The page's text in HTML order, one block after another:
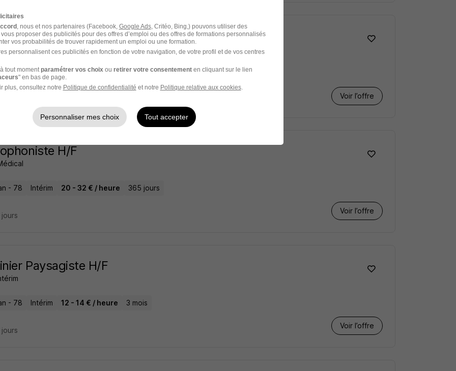
Assurances - H/F
Recrutement Super recruteur
- 78 CDI
Voir l’offre
H/F
- 78 Intérim 20 - 32 € / heure 365 jours
Voir l’offre
Paysagiste H/F
- 78 Intérim 12 - 14 € / heure 3 mois
Voir l’offre
, nous et nos partenaires (Facebook, Google Ads, Critéo, Bing,) pouvons utiliser des
proposer des publicités pour des offres d’emploi ou des offres de formations personnalisés
vos probabilités de trouver rapidement un emploi ou une formation.
personnalisent ces publicités en fonction de votre navigation, de votre profil et de vos centres
tout moment paramétrer vos choix ou retirer votre consentementen cliquant sur le lien
" en bas de page.
plus, consultez notre Politique de confidentialité et notre Politique relative aux cookies.
Personnaliser mes choix Tout accepter